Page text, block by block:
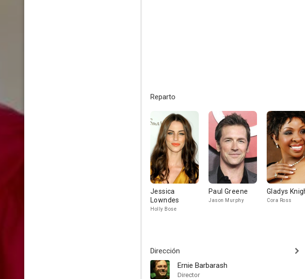
Reparto
Jessica
Lowndes
Holly Bose
Paul Greene
Jason Murphy
Gladys
Cora Ross
Dirección
Ernie Barbarash
Director